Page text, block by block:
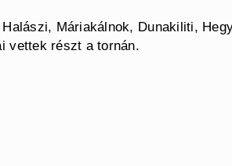
Máriakálnok, Dunakiliti,
vettek részt a tornán.